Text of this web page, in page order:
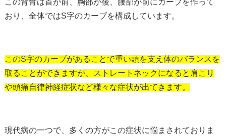
おり、全体ではS字のカーブを構成しています。
このS字のカーブがあることで重い頭を支え体のバランスを
取ることができますが、ストレートネックになると肩こり
や頭痛自律神経症状など様々な症状が出てきます。
現代病の一つで、多くの方がこの症状に悩まされておりま